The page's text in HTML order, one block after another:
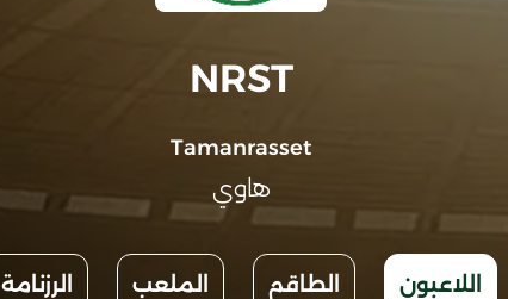
NRST
Tamanrasset
هاوي
اللاعبون الطاقم الملعب الرزنامة